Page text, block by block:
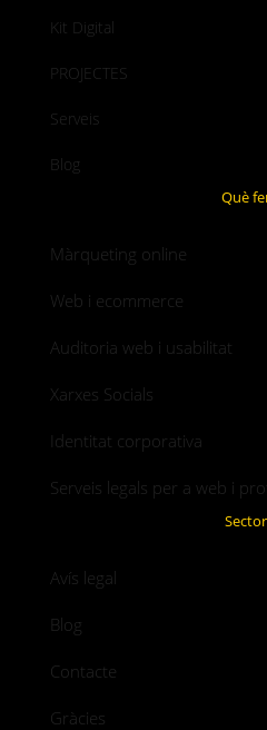
Kit Digital
PROJECTES
Serveis
Blog
Què
Màrqueting online
Web i ecommerce
Auditoria web i usabilitat
Xarxes Socials
Identitat corporativa
Serveis legals per a web i
Avís legal
Blog
Contacte
Gràcies